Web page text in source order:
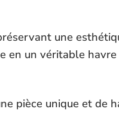
une
en un véritable havre
pièce unique et de